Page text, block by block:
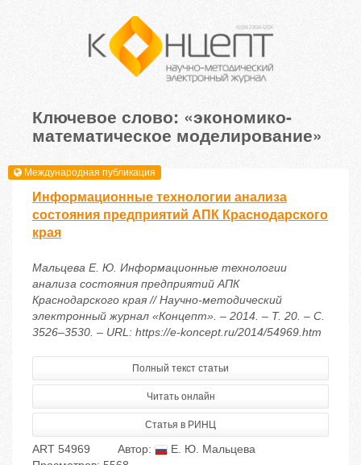
Ключевое слово: «экономико-
математическое моделирование»
Международная публикация
Информационные технологии анализа
состояния предприятий АПК Краснодарского
края
Мальцева Е. Ю. Информационные технологии
анализа состояния предприятий АПК
Краснодарского края // Научно-методический
электронный журнал «Концепт». – 2014. – Т. 20. – С.
3526–3530. – URL: https://e-koncept.ru/2014/54969.htm
Полный текст статьи
Читать онлайн
Статья в РИНЦ
ART 54969 Автор:
Е. Ю. Мальцева